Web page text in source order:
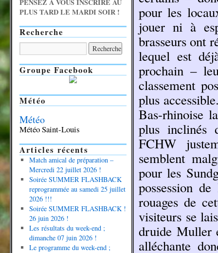
pour les
jouer ni à
brasseurs ont
lequel est
prochain –
classement
plus
Bas-rhinoise
plus inclinés
FCHW
semblent
pour les
possession
rouages de
visiteurs se
druide Muller
alléchante
PENSEZ À VOUS INSCRIRE AU
PLUS TARD LE MARDI SOIR !
Recherche
Groupe Facebook
Météo
Météo
Météo Saint-Louis
Articles récents
Match amical de préparation –
Mercredi 22 juillet 2026 !
Soirée SUMMER FLASHBACK
reprogrammée au samedi 25 juillet
2026 !!!
Soirée SUMMER FLASHBACK !
26 juin 2026 !
Les résultats du week-end ;
dimanche 07 juin 2026 !
Le programme du week-end ;